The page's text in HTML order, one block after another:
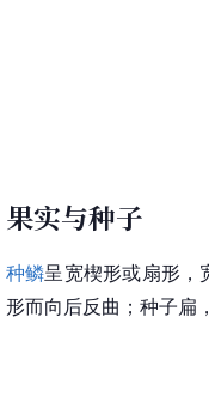
果实与种子
种鳞呈宽楔形或扇形，
形而向后反曲；种子扁